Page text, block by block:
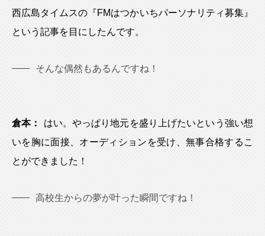
西広島タイムスの『FMはつかいちパーソナリティ募集』
という記事を目にしたんです。
そんな偶然もあるんですね！
倉本：
はい。やっぱり地元を盛り上げたいという強い想
いを胸に面接、オーディションを受け、無事合格するこ
とができました！
高校生からの夢が叶った瞬間ですね！